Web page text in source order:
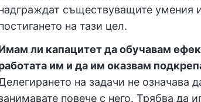
съществуващите умения
на тази цел.
ли капацитет да обучавам
им и да им оказвам
на задачи не означава
повече с него. Трябва да